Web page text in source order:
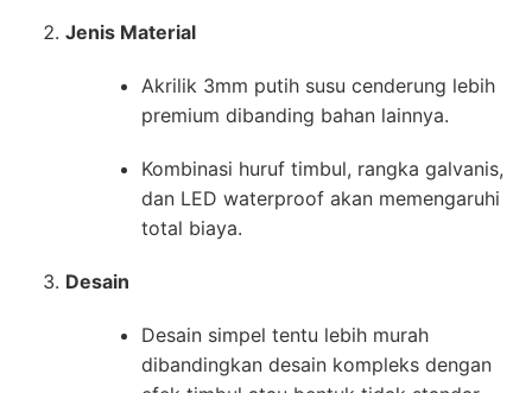
Jenis Material
Akrilik 3mm putih susu cenderung lebih
premium dibanding bahan lainnya.
Kombinasi huruf timbul, rangka galvanis,
dan LED waterproof akan memengaruhi
total biaya.
Desain
Desain simpel tentu lebih murah
dibandingkan desain kompleks dengan